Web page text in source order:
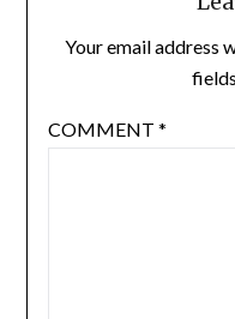
Your email address
COMMENT *